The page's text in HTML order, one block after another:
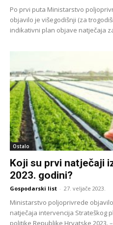
Po prvi puta Ministarstvo
objavilo je višegodišnji (za
indikativni plan objave natječaja
Ostalo
Koji su prvi natječaji
2023. godini?
Gospodarski list - 27. veljače 2023.
Ministarstvo poljoprivrede
natječaja intervencija Strateškog
politike Republike Hrvatske 2023.